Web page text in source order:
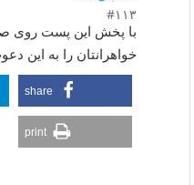
#۱۱۳
با پخش این پست روی
خواهرانتان را به این
share
print